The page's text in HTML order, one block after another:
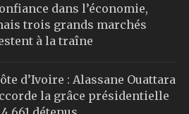
dans l’économie,
trois grands marchés
à la traîne
d’Ivoire : Alassane Ouattara
la grâce présidentielle